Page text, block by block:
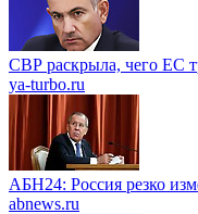
СВР раскрыла, чего ЕС
ya-turbo.ru
АБН24: Россия резко
abnews.ru